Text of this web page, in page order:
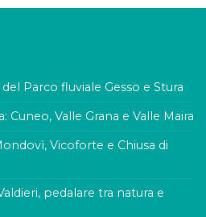
Parco fluviale Gesso e Stura
Cuneo, Valle Grana e Valle Maira
Vicoforte e Chiusa di
pedalare tra natura e